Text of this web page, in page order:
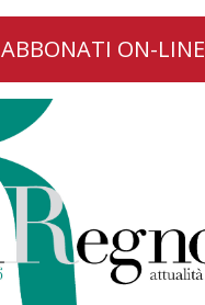
ABBONATI ON-LINE